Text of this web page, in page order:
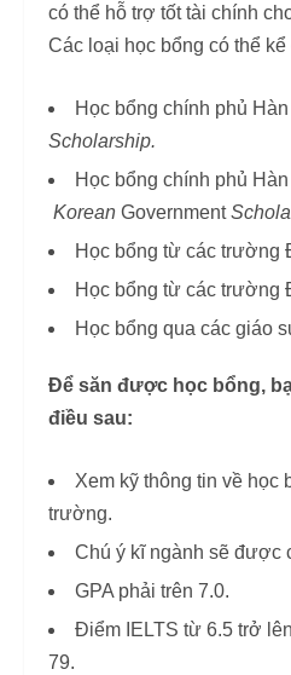
có thể hỗ trợ tốt tài chính
Các loại học bổng có thể
Học bổng chính phủ
Scholarship.
Học bổng chính phủ
Korean Government
Học bổng từ các trường
Học bổng từ các trường
Học bổng qua các giáo
Để săn được học bổng,
điều sau:
Xem kỹ thông tin về học
trường.
Chú ý kĩ ngành sẽ được
GPA phải trên 7.0.
Điểm IELTS từ 6.5 trở
79.